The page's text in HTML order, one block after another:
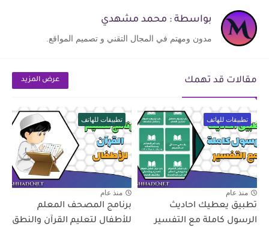
بواسطة : محمد مشهدي
مدون ومهتم في المجال التقني و تصميم المواقع.
مقالات قد تهمك عرض المزيد
تطبيقات للهاتف
منذ عام
تطبيق يعطيك احاديث
الرسول كاملة مع التفسير
تطبيقات للهاتف
منذ عام
برنامج المصحف المعلم
للأطفال لتعليم القرآن والنطق